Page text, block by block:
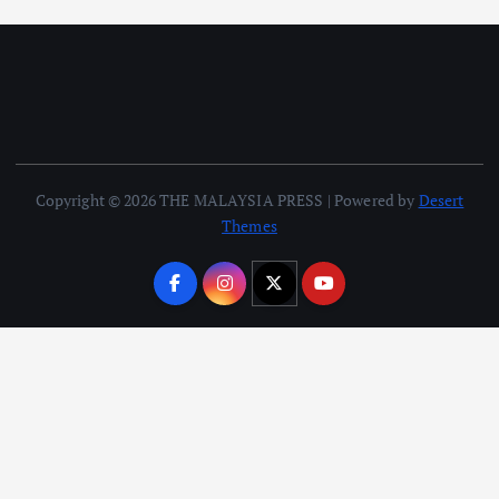
Copyright © 2026 THE MALAYSIA PRESS | Powered by Desert
Themes